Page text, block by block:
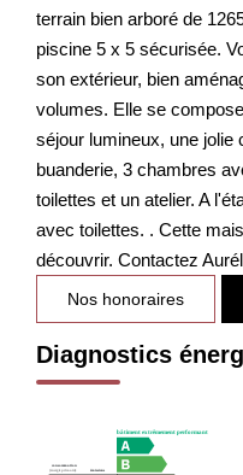
terrain bien arboré de
piscine 5 x 5 sécurisée.
son extérieur, bien
volumes. Elle se
séjour lumineux, une jolie
buanderie, 3 chambres
toilettes et un atelier. A
avec toilettes. . Cette
découvrir. Contactez
Nos honoraires
Diagnostics